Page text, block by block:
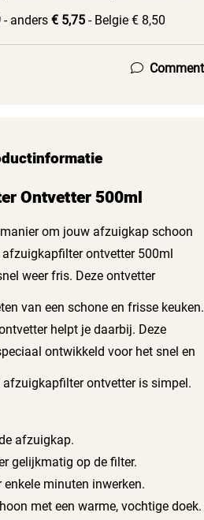
- anders € 5,75 - Belgie € 8,50
Comment
Ontvetter 500ml
om jouw afzuigkap schoon
ontvetter 500ml
weer fris. Deze ontvetter
van een schone en frisse keuken.
helpt je daarbij. Deze
ontwikkeld voor het snel en
afzuigkapfilter ontvetter is simpel.
afzuigkap.
gelijkmatig op de filter.
enkele minuten inwerken.
met een warme, vochtige doek.